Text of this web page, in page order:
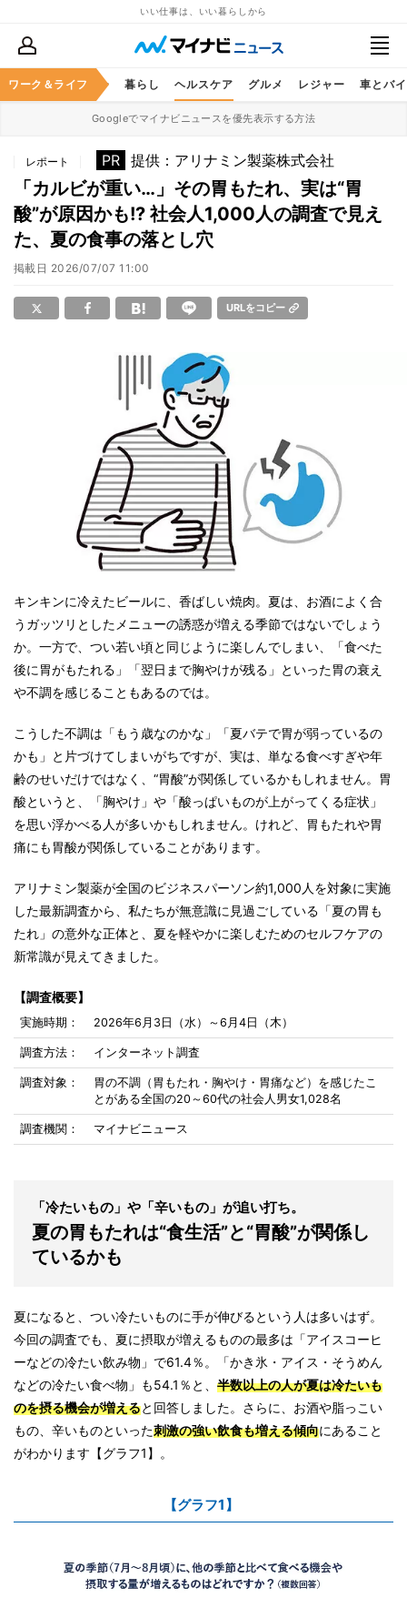
いい仕事は、いい暮らしから
ワーク＆ライフ
ススキル マネー 暮らし ヘルスケア グルメ レジャー 車とバ
Googleでマイナビニュースを優先表示する方法
レポート PR 提供：アリナミン製薬株式会社
「カルビが重い…」その胃もたれ、実は“胃
酸”が原因かも!? 社会人1,000人の調査で見え
た、夏の食事の落とし穴
掲載日 2026/07/07 11:00
URLをコピー
キンキンに冷えたビールに、香ばしい焼肉。夏は、お酒によく合
うガッツリとしたメニューの誘惑が増える季節ではないでしょう
か。一方で、つい若い頃と同じように楽しんでしまい、「食べた
後に胃がもたれる」「翌日まで胸やけが残る」といった胃の衰え
や不調を感じることもあるのでは。
こうした不調は「もう歳なのかな」「夏バテで胃が弱っているの
かも」と片づけてしまいがちですが、実は、単なる食べすぎや年
齢のせいだけではなく、“胃酸”が関係しているかもしれません。胃
酸というと、「胸やけ」や「酸っぱいものが上がってくる症状」
を思い浮かべる人が多いかもしれません。けれど、胃もたれや胃
痛にも胃酸が関係していることがあります。
アリナミン製薬が全国のビジネスパーソン約1,000人を対象に実施
した最新調査から、私たちが無意識に見過ごしている「夏の胃も
たれ」の意外な正体と、夏を軽やかに楽しむためのセルフケアの
新常識が見えてきました。
【調査概要】
実施時期： 2026年6月3日（水）～6月4日（木）
調査方法： インターネット調査
調査対象：
胃の不調（胃もたれ・胸やけ・胃痛など）を感じたこ
とがある全国の20～60代の社会人男女1,028名
調査機関： マイナビニュース
「冷たいもの」や「辛いもの」が追い打ち。
夏の胃もたれは“食生活”と“胃酸”が関係し
ているかも
夏になると、つい冷たいものに手が伸びるという人は多いはず。
今回の調査でも、夏に摂取が増えるものの最多は「アイスコーヒ
ーなどの冷たい飲み物」で61.4％。「かき氷・アイス・そうめん
などの冷たい食べ物」も54.1％と、 半数以上の人が夏は冷たいも
のを摂る機会が増えると回答しました。さらに、お酒や脂っこい
もの、辛いものといった刺激の強い飲食も増える傾向にあること
がわかります【グラフ1】。
【グラフ1】